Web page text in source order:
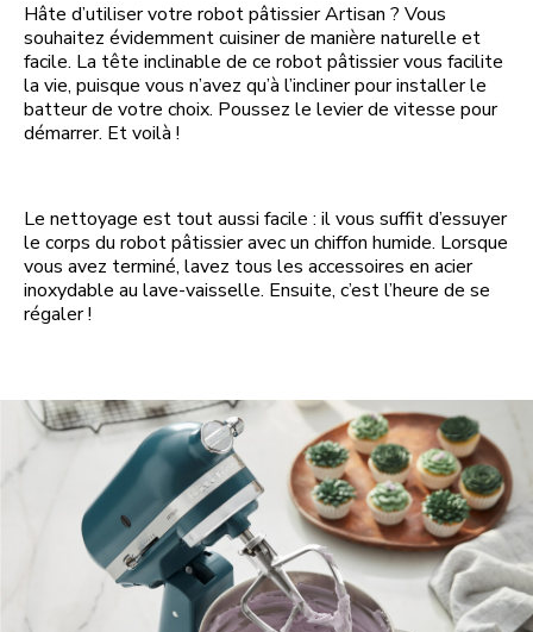
Hâte d’utiliser votre robot pâtissier Artisan ? Vous
souhaitez évidemment cuisiner de manière naturelle et
facile. La tête inclinable de ce robot pâtissier vous facilite
la vie, puisque vous n’avez qu’à l’incliner pour installer le
batteur de votre choix. Poussez le levier de vitesse pour
démarrer. Et voilà !
Le nettoyage est tout aussi facile : il vous suffit d’essuyer
le corps du robot pâtissier avec un chiffon humide. Lorsque
vous avez terminé, lavez tous les accessoires en acier
inoxydable au lave-vaisselle. Ensuite, c’est l’heure de se
régaler !